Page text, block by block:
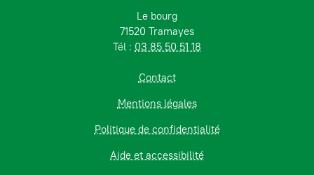
Le bourg
71520 Tramayes
Tél : 03 85 50 51 18
Contact
Mentions légales
Politique de confidentialité
Aide et accessibilité